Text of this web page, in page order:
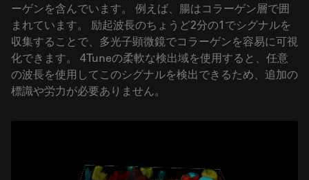
ーゲンを含んでいます。 例えば、腸はコラーゲン層で囲
まれています。 励起波長のちょうど2分の1でシグナルを
収集することで、多光子顕微鏡でコラーゲンを容易に可視
化できます。 4Tuneの柔軟な検出域を使用すると、任意
の波長を使用してこのシグナルを検出できるため、追加の
標識や労力が必要ありません。